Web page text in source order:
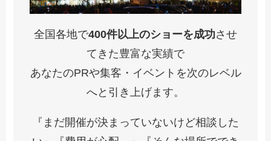
全国各地で400件以上のショーを成功させ
てきた豊富な実績で
あなたのPRや集客・イベントを次のレベル
へと引き上げます。
『まだ開催が決まっていないけど相談した